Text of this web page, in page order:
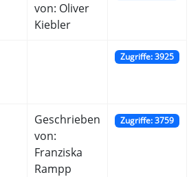
von: Oliver
Kiebler
Zugriffe: 3925
Geschrieben
von:
Franziska
Rampp
Zugriffe: 3759